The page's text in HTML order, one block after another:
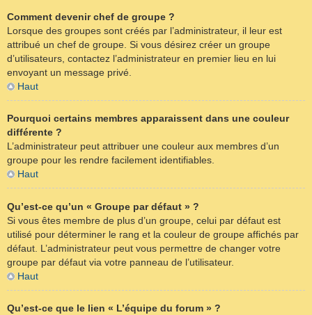
Comment devenir chef de groupe ?
Lorsque des groupes sont créés par l’administrateur, il leur est
attribué un chef de groupe. Si vous désirez créer un groupe
d’utilisateurs, contactez l’administrateur en premier lieu en lui
envoyant un message privé.
Haut
Pourquoi certains membres apparaissent dans une couleur
différente ?
L’administrateur peut attribuer une couleur aux membres d’un
groupe pour les rendre facilement identifiables.
Haut
Qu’est-ce qu’un « Groupe par défaut » ?
Si vous êtes membre de plus d’un groupe, celui par défaut est
utilisé pour déterminer le rang et la couleur de groupe affichés par
défaut. L’administrateur peut vous permettre de changer votre
groupe par défaut via votre panneau de l’utilisateur.
Haut
Qu’est-ce que le lien « L’équipe du forum » ?